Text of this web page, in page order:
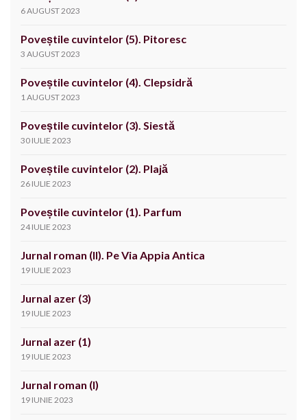
6 AUGUST 2023
Poveștile cuvintelor (5). Pitoresc
3 AUGUST 2023
Poveștile cuvintelor (4). Clepsidră
1 AUGUST 2023
Poveștile cuvintelor (3). Siestă
30 IULIE 2023
Poveștile cuvintelor (2). Plajă
26 IULIE 2023
Poveștile cuvintelor (1). Parfum
24 IULIE 2023
Jurnal roman (II). Pe Via Appia Antica
19 IULIE 2023
Jurnal azer (3)
19 IULIE 2023
Jurnal azer (1)
19 IULIE 2023
Jurnal roman (I)
19 IUNIE 2023